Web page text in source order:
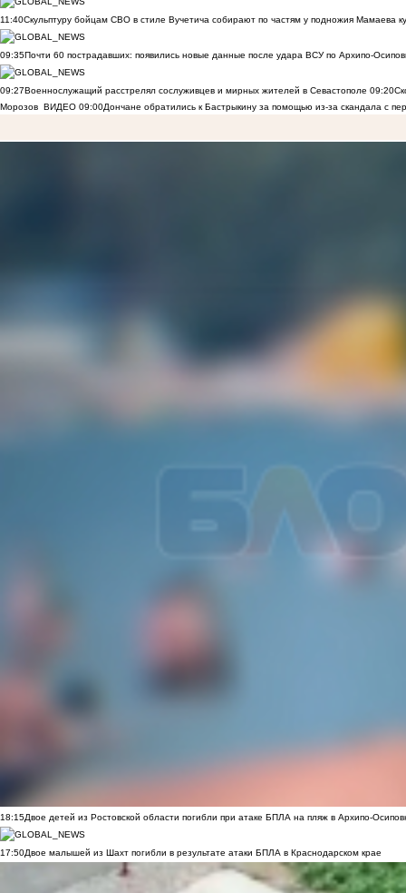
11:40Скульптуру бойцам СВО в стиле Вучетича собирают по частям у подножия Мамаева
09:35Почти 60 пострадавших: появились новые данные после удара ВСУ по Архипо-
09:27Военнослужащий расстрелял сослуживцев и мирных жителей в Севастополе 09:20
Морозов ВИДЕО 09:00Дончане обратились к Бастрыкину за помощью из-за скандала с
18:15Двое детей из Ростовской области погибли при атаке БПЛА на пляж в Архипо-
17:50Двое малышей из Шахт погибли в результате атаки БПЛА в Краснодарском крае